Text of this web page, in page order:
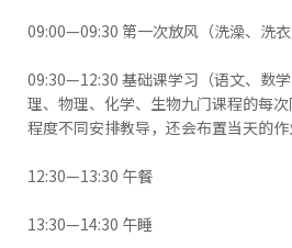
09:00—09:30 第一次放风（洗澡、洗衣
09:30—12:30 基础课学习（语文、数
理、物理、化学、生物九门课程的每
程度不同安排教导，还会布置当天的作
12:30—13:30 午餐
13:30—14:30 午睡